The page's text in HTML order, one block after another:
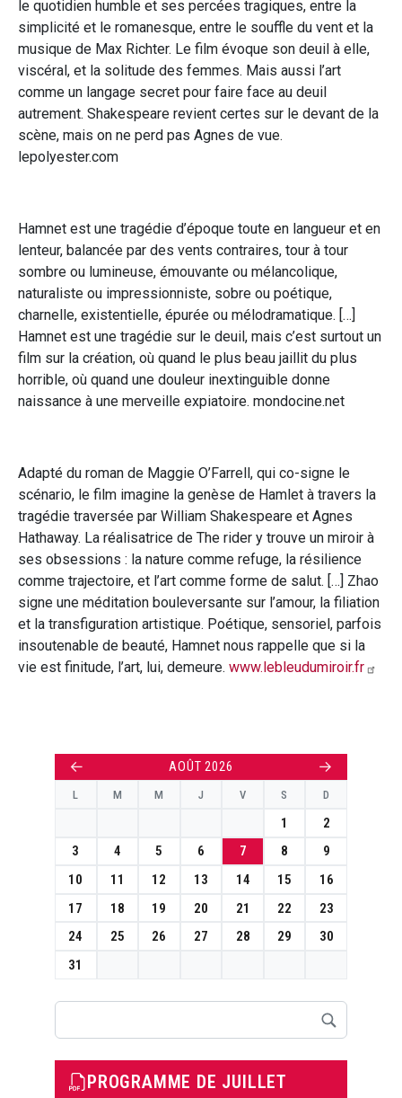
le quotidien humble et ses percées tragiques, entre la
simplicité et le romanesque, entre le souffle du vent et la
musique de Max Richter. Le film évoque son deuil à elle,
viscéral, et la solitude des femmes. Mais aussi l’art
comme un langage secret pour faire face au deuil
autrement. Shakespeare revient certes sur le devant de la
scène, mais on ne perd pas Agnes de vue.
lepolyester.com
Hamnet est une tragédie d’époque toute en langueur et en
lenteur, balancée par des vents contraires, tour à tour
sombre ou lumineuse, émouvante ou mélancolique,
naturaliste ou impressionniste, sobre ou poétique,
charnelle, existentielle, épurée ou mélodramatique. […]
Hamnet est une tragédie sur le deuil, mais c’est surtout un
film sur la création, où quand le plus beau jaillit du plus
horrible, où quand une douleur inextinguible donne
naissance à une merveille expiatoire. mondocine.net
Adapté du roman de Maggie O’Farrell, qui co-signe le
scénario, le film imagine la genèse de Hamlet à travers la
tragédie traversée par William Shakespeare et Agnes
Hathaway. La réalisatrice de The rider y trouve un miroir à
ses obsessions : la nature comme refuge, la résilience
comme trajectoire, et l’art comme forme de salut. […] Zhao
signe une méditation bouleversante sur l’amour, la filiation
et la transfiguration artistique. Poétique, sensoriel, parfois
insoutenable de beauté, Hamnet nous rappelle que si la
vie est finitude, l’art, lui, demeure. www.lebleudumiroir.fr
← AOÛT 2026 →
L M M J V S D
1
2
3
4 5 6 7 8
9
10
11 12 13 14 15
16
17
18 19 20 21 22
23
24
25 26 27 28 29
30
31
PROGRAMME DE JUILLET